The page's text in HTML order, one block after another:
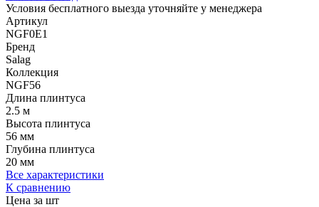
Условия бесплатного выезда уточняйте у менеджера
Артикул
NGF0E1
Бренд
Salag
Коллекция
NGF56
Длина плинтуса
2.5 м
Высота плинтуса
56 мм
Глубина плинтуса
20 мм
Все характеристики
К сравнению
Цена за шт